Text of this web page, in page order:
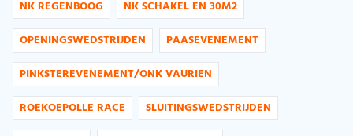
NK REGENBOOG
NK SCHAKEL EN 30M2
OPENINGSWEDSTRIJDEN
PAASEVENEMENT
PINKSTEREVENEMENT/ONK VAURIEN
ROEKOEPOLLE RACE
SLUITINGSWEDSTRIJDEN